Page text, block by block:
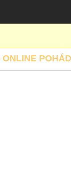
ONLINE